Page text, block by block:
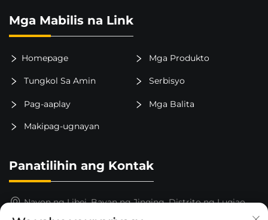
Mga Mabilis na Link
Homepage Mga Produkto
Tungkol Sa Amin Serbisyo
Pag-aaplay Mga Balita
Makipag-ugnayan
Panatilihin ang Kontak
Nayon ng Libei, Bayan ng Jinqing, Distrito ng Luqiao,